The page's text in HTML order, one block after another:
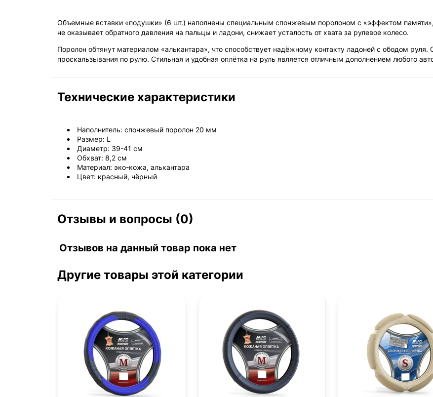
Объемные вставки «подушки» (6 шт.) наполнены специальным спонжевым поролоном с «эффектом
не оказывает обратного давления на пальцы и ладони, снижает усталость от хвата за рулевое колесо.
Поролон обтянут материалом «алькантара», что способствует надёжному контакту ладоней с ободом руля.
проскальзывания по рулю. Стильная и удобная оплётка на руль является отличным дополнением любого
Технические характеристики
Наполнитель: спонжевый поролон 20 мм
Размер: L
Диаметр: 39-41 см
Обхват: 8,2 см
Материал: эко-кожа, алькантара
Цвет: красный, чёрный
Отзывы и вопросы (0)
Отзывов на данный товар пока нет
Другие товары этой категории